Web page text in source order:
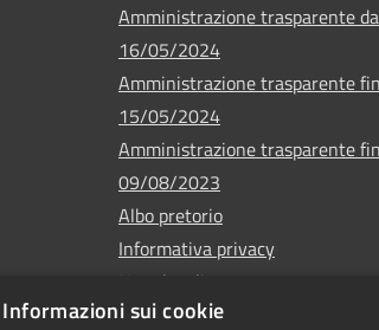
Amministrazione trasparente
16/05/2024
Amministrazione trasparente
15/05/2024
Amministrazione trasparente
09/08/2023
Albo pretorio
Informativa privacy
Note legali
Dichiarazione di accessibilità
Informazioni sui cookie